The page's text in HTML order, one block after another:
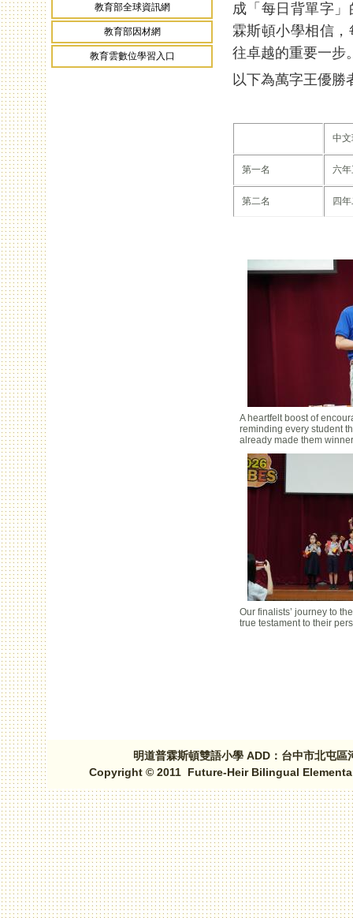
教育部全球資訊網
教育部因材網
教育雲數位學習入口
成「每日背單字
霖斯頓小學相信
往卓越的重要一步
以下為萬字王優勝
中
第一名 六
第二名 四
A heartfelt boost of
reminding every student
already made them
Our finalists’ journey to
true testament to their
明道普霖斯頓雙語小學 ADD：台中市北屯
Copyright © 2011 Future-Heir Bilingual